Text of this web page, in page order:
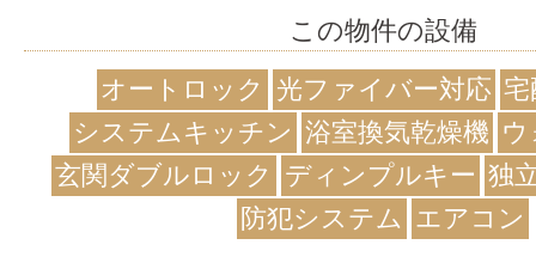
この物件の設備
オートロック
光ファイバー対応
システムキッチン 浴室換気乾燥機
玄関ダブルロック
ディンプルキー 独
防犯システム エアコン